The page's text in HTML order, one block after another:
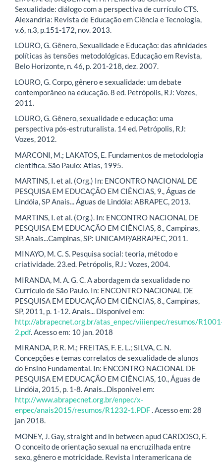
Sexualidade: diálogo com a perspectiva de currículo CTS.
Alexandria: Revista de Educação em Ciência e Tecnologia,
v.6, n.3, p.151-172, nov. 2013.
LOURO, G. Gênero, Sexualidade e Educação: das afinidades
políticas às tensões metodológicas. Educação em Revista,
Belo Horizonte, n. 46, p. 201-218, dez. 2007.
LOURO, G. Corpo, gênero e sexualidade: um debate
contemporâneo na educação. 8 ed. Petrópolis, RJ: Vozes,
2011.
LOURO, G. Gênero, sexualidade e educação: uma
perspectiva pós-estruturalista. 14 ed. Petrópolis, RJ:
Vozes, 2012.
MARCONI, M.; LAKATOS, E. Fundamentos de metodologia
científica. São Paulo: Atlas, 1995.
MARTINS, I. et al. (Org.) In: ENCONTRO NACIONAL DE
PESQUISA EM EDUCAÇÃO EM CIÊNCIAS, 9., Águas de
Lindóia, SP Anais... Águas de Lindóia: ABRAPEC, 2013.
MARTINS, I. et al. (Org.). In: ENCONTRO NACIONAL DE
PESQUISA EM EDUCAÇÃO EM CIÊNCIAS, 8., Campinas,
SP. Anais...Campinas, SP: UNICAMP/ABRAPEC, 2011.
MINAYO, M. C. S. Pesquisa social: teoria, método e
criatividade. 23.ed. Petrópolis, RJ.: Vozes, 2004.
MIRANDA, M. A. G. C. A abordagem da sexualidade no
Currículo de São Paulo. In: ENCONTRO NACIONAL DE
PESQUISA EM EDUCAÇÃO EM CIÊNCIAS, 8., Campinas,
SP, 2011, p. 1-12. Anais... Disponível em:
http://abrapecnet.org.br/atas_enpec/viiienpec/resumos/
2.pdf. Acesso em: 10 jan. 2018
MIRANDA, P. R. M.; FREITAS, F. E. L.; SILVA, C. N.
Concepções e temas correlatos de sexualidade de alunos
do Ensino Fundamental. In: ENCONTRO NACIONAL DE
PESQUISA EM EDUCAÇÃO EM CIÊNCIAS, 10., Águas de
Lindóia, 2015, p. 1-8. Anais...Disponível em:
http://www.abrapecnet.org.br/enpec/x-
enpec/anais2015/resumos/R1232-1.PDF. Acesso em: 28
jan 2018.
MONEY, J. Gay, straight and in between apud CARDOSO, F.
O conceito de orientação sexual na encruzilhada entre
sexo, gênero e motricidade. Revista Interamericana de